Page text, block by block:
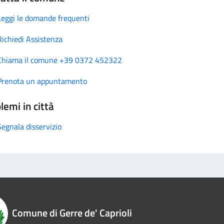
le domande frequenti
Assistenza
il comune +39 0372 452322
un appuntamento
in città
disservizio
Comune di Gerre de' Caprioli